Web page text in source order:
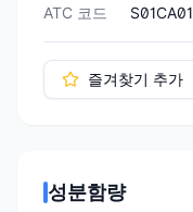
ATC 코드
S01CA01
즐겨찾기 추가
성분함량